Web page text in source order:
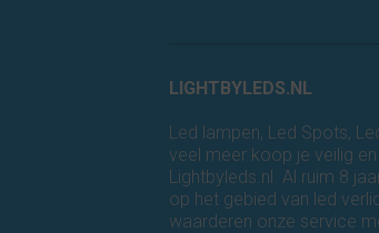
LIGHTBYLEDS.NL
Led lampen, Led Spots,
veel meer koop je veilig
Lightbyleds.nl. Al ruim 8
op het gebied van led
waarderen onze service